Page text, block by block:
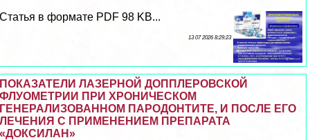
Статья в формате PDF 98 KB...
13 07 2026 8:29:23
ПОКАЗАТЕЛИ ЛАЗЕРНОЙ ДОППЛЕРОВСКОЙ
ФЛУОМЕТРИИ ПРИ ХРОНИЧЕСКОМ
ГЕНЕРАЛИЗОВАННОМ ПАРОДОНТИТЕ, И ПОСЛЕ ЕГО
ЛЕЧЕНИЯ С ПРИМЕНЕНИЕМ ПРЕПАРАТА
«ДОКСИЛАН»